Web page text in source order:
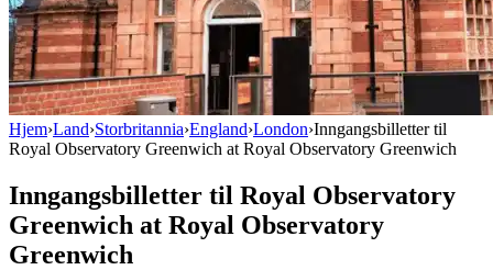
Hjem›Land›Storbritannia›England›London›Inngangsbilletter til
Royal Observatory Greenwich at Royal Observatory Greenwich
Inngangsbilletter til Royal Observatory
Greenwich at Royal Observatory
Greenwich